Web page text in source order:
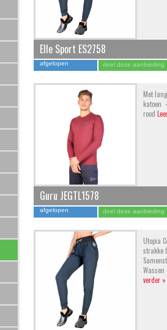
Elle Sport ES2758
afgelopen deel deze aanbieding
Met
katoen
rood
Guru JEGTL1578
afgelopen deel deze aanbieding
Utopia
strakke
Wassen
verder »